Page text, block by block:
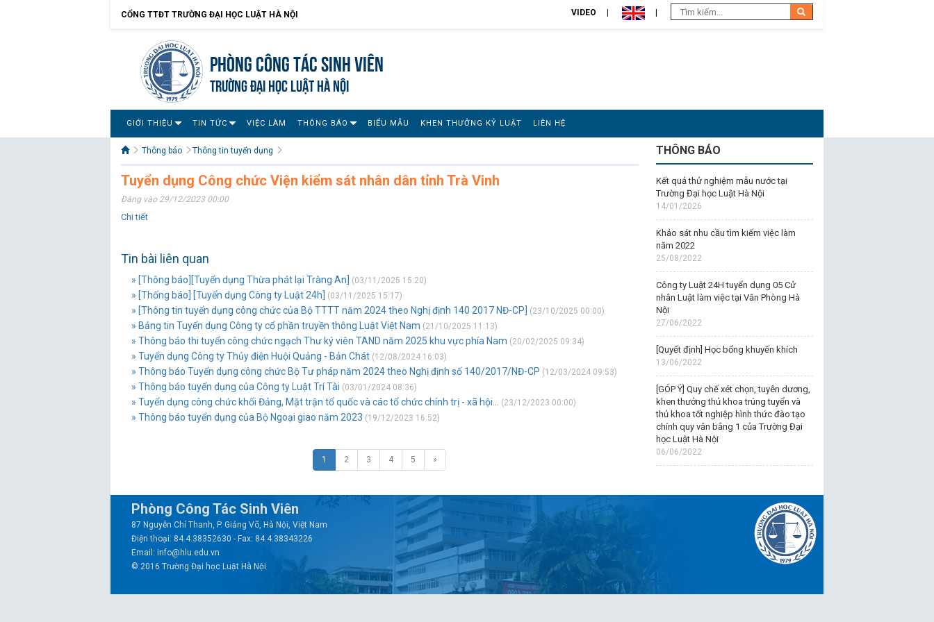
CỔNG TTĐT TRƯỜNG ĐẠI HỌC LUẬT HÀ NỘI VIDEO
Phòng Công tác sinh viên
TRƯỜNG ĐẠI HỌC LUẬT HÀ NỘI
GIỚI THIỆU TIN TỨC VIỆC LÀM THÔNG BÁO BIỂU MẪU KHEN THƯỞNG KỶ LUẬT LIÊN HỆ
Thông báo Thông tin tuyển dụng
Tuyển dụng Công chức Viện kiểm sát nhân dân tỉnh Trà Vinh
Đăng vào 29/12/2023 00:00
Chi tiết
Tin bài liên quan
» [Thông báo][Tuyển dụng Thừa phát lại Tràng An] (03/11/2025 15:20)
» [Thống báo] [Tuyển dụng Công ty Luật 24h] (03/11/2025 15:17)
» [Thông tin tuyển dụng công chức của Bộ TTTT năm 2024 theo Nghị định 140 2017 NĐ-CP] (23/10/2025 00:00)
» Bảng tin Tuyển dụng Công ty cổ phần truyền thông Luật Việt Nam (21/10/2025 11:13)
» Thông báo thi tuyển công chức ngạch Thư ký viên TAND năm 2025 khu vực phía Nam (20/02/2025 09:34)
» Tuyển dụng Công ty Thủy điện Huội Quảng - Bản Chát (12/08/2024 16:03)
» Thông báo Tuyển dụng công chức Bộ Tư pháp năm 2024 theo Nghị định số 140/2017/NĐ-CP (12/03/2024 09:53)
» Thông báo tuyển dụng của Công ty Luật Trí Tài (03/01/2024 08:36)
» Tuyển dụng công chức khối Đảng, Mặt trận tổ quốc và các tổ chức chính trị - xã hội... (23/12/2023 00:00)
» Thông báo tuyển dụng của Bộ Ngoại giao năm 2023 (19/12/2023 16:52)
1 2 3 4 5 »
THÔNG BÁO
Kết quả thử nghiệm mẫu nước tại
Trường Đại học Luật Hà Nội
14/01/2026
Khảo sát nhu cầu tìm kiếm việc làm
năm 2022
25/08/2022
Công ty Luật 24H tuyển dụng 05 Cử
nhân Luật làm việc tại Văn Phòng Hà
Nội
27/06/2022
[Quyết định] Học bổng khuyến khích
13/06/2022
[GÓP Ý] Quy chế xét chọn, tuyên dương,
khen thưởng thủ khoa trúng tuyển và
thủ khoa tốt nghiệp hình thức đào tạo
chính quy văn bằng 1 của Trường Đại
học Luật Hà Nội
06/06/2022
Phòng Công Tác Sinh Viên
87 Nguyễn Chí Thanh, P. Giảng Võ, Hà Nội, Việt Nam
Điện thoại: 84.4.38352630 - Fax: 84.4.38343226
Email: info@hlu.edu.vn
© 2016 Trường Đại học Luật Hà Nội